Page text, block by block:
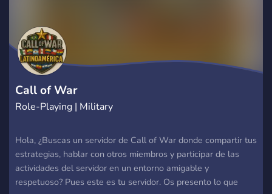
Call of War
Role-Playing | Military
Hola, ¿Buscas un servidor de Call of War donde compartir tus
estrategias, hablar con otros miembros y participar de las
actividades del servidor en un entorno amigable y
respetuoso? Pues este es tu servidor. Os presento lo que